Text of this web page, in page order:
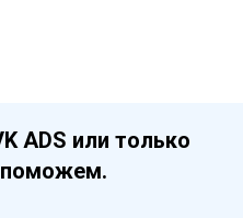
ADS или только
поможем.